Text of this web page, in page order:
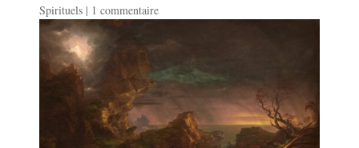
Spirituels | 1 commentaire